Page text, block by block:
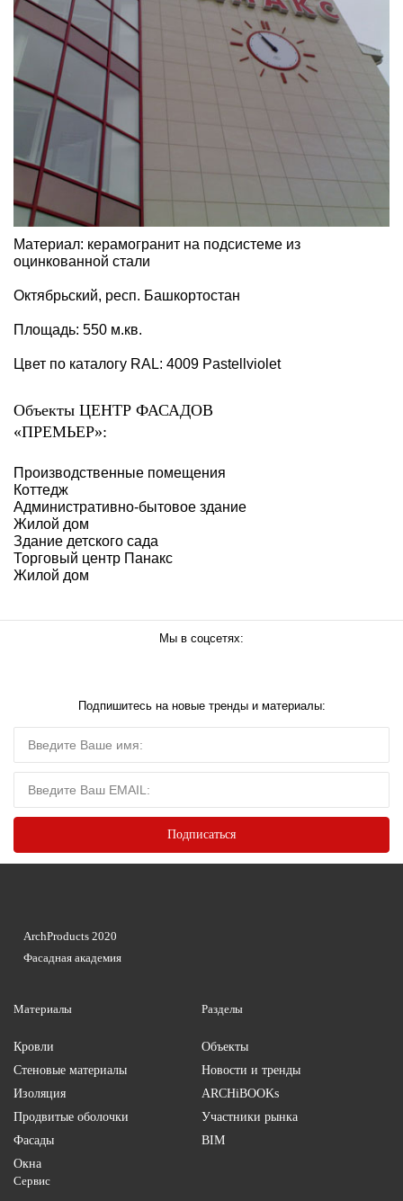
Материал: керамогранит на подсистеме из
оцинкованной стали
Октябрьский, респ. Башкортостан
Площадь: 550 м.кв.
Цвет по каталогу RAL: 4009 Pastellviolet
Объекты ЦЕНТР ФАСАДОВ
«ПРЕМЬЕР»:
Производственные помещения
Коттедж
Административно-бытовое здание
Жилой дом
Здание детского сада
Торговый центр Панакс
Жилой дом
Мы в соцсетях:
Подпишитесь на новые тренды и материалы:
Материалы
Кровли
Стеновые материалы
Изоляция
Продвитые оболочки
Фасады
Окна
Разделы
Объекты
Новости и тренды
ARCHiBOOKs
Участники рынка
BIM
Сервис
ArchProducts 2020
Фасадная академия